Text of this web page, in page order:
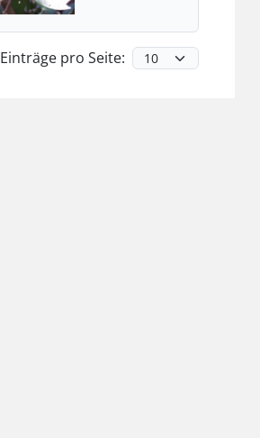
Einträge pro Seite: